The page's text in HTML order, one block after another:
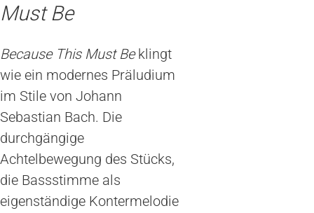
Must Be
Because This Must Beklingt
wie ein modernes Präludium
im Stile von Johann
Sebastian Bach. Die
durchgängige
Achtelbewegung des Stücks,
die Bassstimme als
eigenständige Kontermelodie